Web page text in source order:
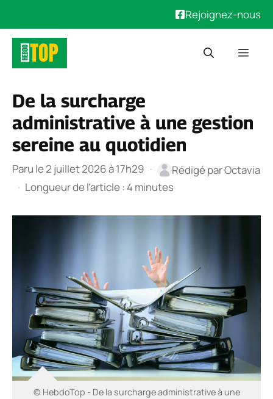
Rejoignez-nous
Aller
contenu
De la surcharge
administrative à une gestion
sereine au quotidien
Paru le 2 juillet 2026 à 17h29 · Rédigé parOctavia
· Longueur de l’article : 4 minutes
© HebdoTop - De la surcharge administrative à une